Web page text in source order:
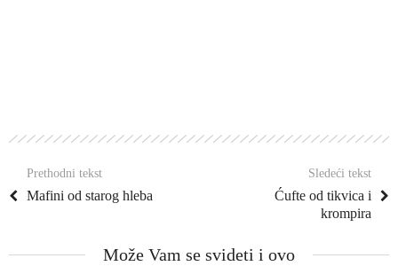
Prethodni tekst
Mafini od starog hleba
Sledeći tekst
Ćufte od tikvica i
krompira
Može Vam se svideti i ovo